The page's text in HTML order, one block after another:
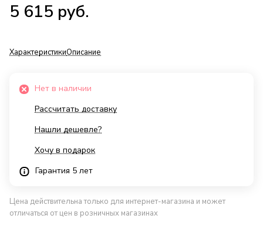
5 615 руб.
ХарактеристикиОписание
Нет в наличии
Рассчитать доставку
Нашли дешевле?
Хочу в подарок
Гарантия 5 лет
Цена действительна только для интернет-магазина и может
отличаться от цен в розничных магазинах